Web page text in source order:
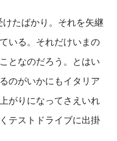
たばかり。それを矢継
いる。それだけいまの
となのだろう。とはい
のがいかにもイタリア
がりになってさえいれ
テストドライブに出掛